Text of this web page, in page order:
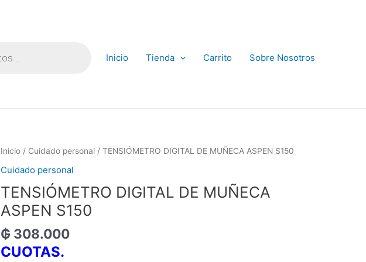
Inicio Tienda Carrito Sobre Nosotros
Inicio / Cuidado personal / TENSIÓMETRO DIGITAL DE MUÑECA ASPEN S150
Cuidado personal
TENSIÓMETRO DIGITAL DE MUÑECA
ASPEN S150
₲ 308.000
CUOTAS.